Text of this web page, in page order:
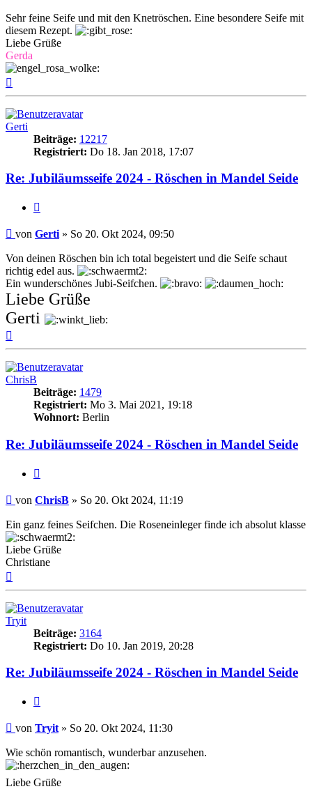
Sehr feine Seife und mit den Knetröschen. Eine besondere Seife mit
diesem Rezept.
Liebe Grüße
Gerda
Gerti
Beiträge: 12217
Registriert: Do 18. Jan 2018, 17:07
Re: Jubiläumsseife 2024 - Röschen in Mandel Seide
Beitrag
von Gerti » So 20. Okt 2024, 09:50
Von deinen Röschen bin ich total begeistert und die Seife schaut
richtig edel aus.
Ein wunderschönes Jubi-Seifchen.
Liebe Grüße
Gerti
ChrisB
Beiträge: 1479
Registriert: Mo 3. Mai 2021, 19:18
Wohnort: Berlin
Re: Jubiläumsseife 2024 - Röschen in Mandel Seide
Beitrag
von ChrisB » So 20. Okt 2024, 11:19
Ein ganz feines Seifchen. Die Roseneinleger finde ich absolut klasse
Liebe Grüße
Christiane
Tryit
Beiträge: 3164
Registriert: Do 10. Jan 2019, 20:28
Re: Jubiläumsseife 2024 - Röschen in Mandel Seide
Beitrag
von Tryit » So 20. Okt 2024, 11:30
Wie schön romantisch, wunderbar anzusehen.
Liebe Grüße